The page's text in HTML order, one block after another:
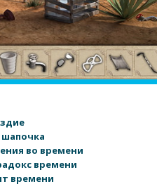
во времени
времени
времени